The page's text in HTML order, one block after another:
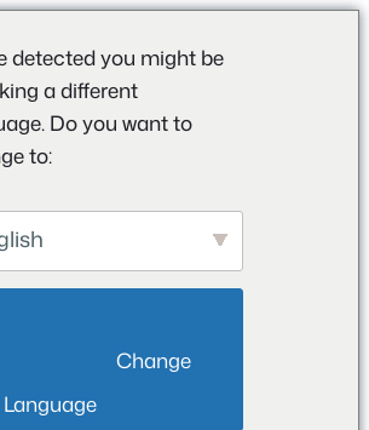
detected you might be
a different
Do you want to
to:
Language